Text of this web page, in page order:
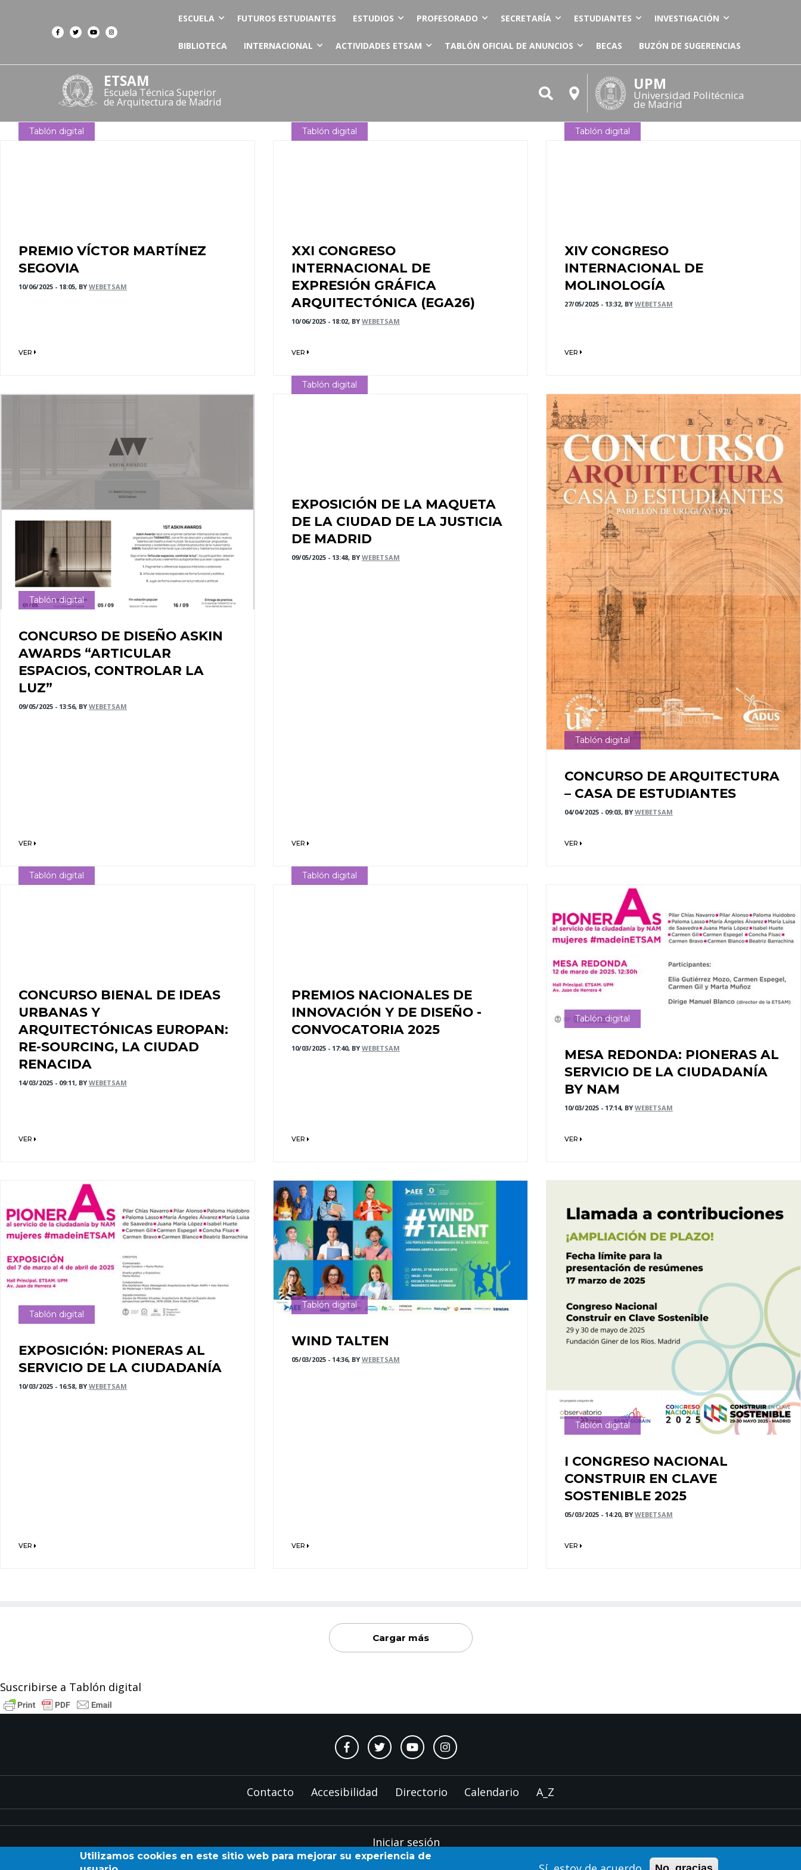
ESCUELA FUTUROS ESTUDIANTES ESTUDIOS PROFESORADO SECRETARÍA ESTUDIANTES INVESTIGACIÓN
BIBLIOTECA INTERNACIONAL ACTIVIDADES ETSAM TABLÓN OFICIAL DE ANUNCIOS BECAS BUZÓN DE SUGERENCIAS
ETSAM
Escuela Técnica Superior
de Arquitectura de Madrid
UPM
Universidad Politécnica
de Madrid
Tablón digital
PREMIO VÍCTOR MARTÍNEZ
SEGOVIA
10/06/2025 - 18:05, BY WEBETSAM
VER
Tablón digital
XXI CONGRESO
INTERNACIONAL DE
EXPRESIÓN GRÁFICA
ARQUITECTÓNICA (EGA26)
10/06/2025 - 18:02, BY WEBETSAM
VER
Tablón digital
XIV CONGRESO
INTERNACIONAL DE
MOLINOLOGÍA
27/05/2025 - 13:32, BY WEBETSAM
VER
Tablón digital
CONCURSO DE DISEÑO ASKIN
AWARDS “ARTICULAR
ESPACIOS, CONTROLAR LA
LUZ”
09/05/2025 - 13:56, BY WEBETSAM
VER
Tablón digital
EXPOSICIÓN DE LA MAQUETA
DE LA CIUDAD DE LA JUSTICIA
DE MADRID
09/05/2025 - 13:48, BY WEBETSAM
VER
Tablón digital
CONCURSO DE ARQUITECTURA
– CASA DE ESTUDIANTES
04/04/2025 - 09:03, BY WEBETSAM
VER
Tablón digital
CONCURSO BIENAL DE IDEAS
URBANAS Y
ARQUITECTÓNICAS EUROPAN:
RE-SOURCING, LA CIUDAD
RENACIDA
14/03/2025 - 09:11, BY WEBETSAM
VER
Tablón digital
PREMIOS NACIONALES DE
INNOVACIÓN Y DE DISEÑO -
CONVOCATORIA 2025
10/03/2025 - 17:40, BY WEBETSAM
VER
Tablón digital
MESA REDONDA: PIONERAS AL
SERVICIO DE LA CIUDADANÍA
BY NAM
10/03/2025 - 17:14, BY WEBETSAM
VER
Tablón digital
EXPOSICIÓN: PIONERAS AL
SERVICIO DE LA CIUDADANÍA
10/03/2025 - 16:58, BY WEBETSAM
VER
Tablón digital
WIND TALTEN
05/03/2025 - 14:36, BY WEBETSAM
VER
Tablón digital
I CONGRESO NACIONAL
CONSTRUIR EN CLAVE
SOSTENIBLE 2025
05/03/2025 - 14:20, BY WEBETSAM
VER
Cargar más
Suscribirse a Tablón digital
Contacto Accesibilidad Directorio Calendario A_Z
Iniciar sesión
Utilizamos cookies en este sitio web para mejorar su experiencia de